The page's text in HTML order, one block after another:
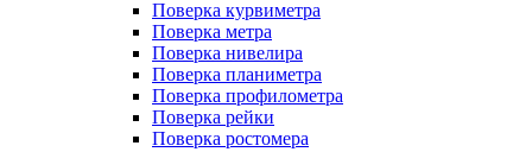
Поверка курвиметра
Поверка метра
Поверка нивелира
Поверка планиметра
Поверка профилометра
Поверка рейки
Поверка ростомера